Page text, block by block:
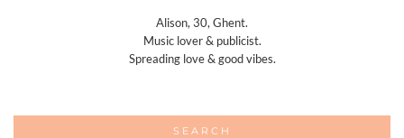
Alison, 30, Ghent.
Music lover & publicist.
Spreading love & good vibes.
SEARCH